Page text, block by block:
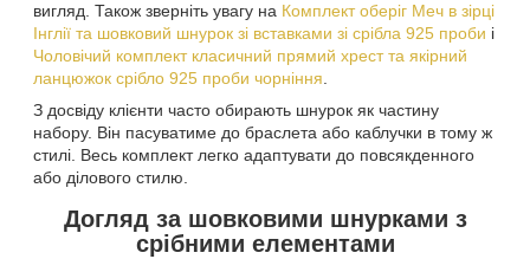
вигляд. Також зверніть увагу на Комплект оберіг Меч в зірці
Інглії та шовковий шнурок зі вставками зі срібла 925 проби і
Чоловічий комплект класичний прямий хрест та якірний
ланцюжок срібло 925 проби чорніння.
З досвіду клієнти часто обирають шнурок як частину
набору. Він пасуватиме до браслета або каблучки в тому ж
стилі. Весь комплект легко адаптувати до повсякденного
або ділового стилю.
Догляд за шовковими шнурками з
срібними елементами